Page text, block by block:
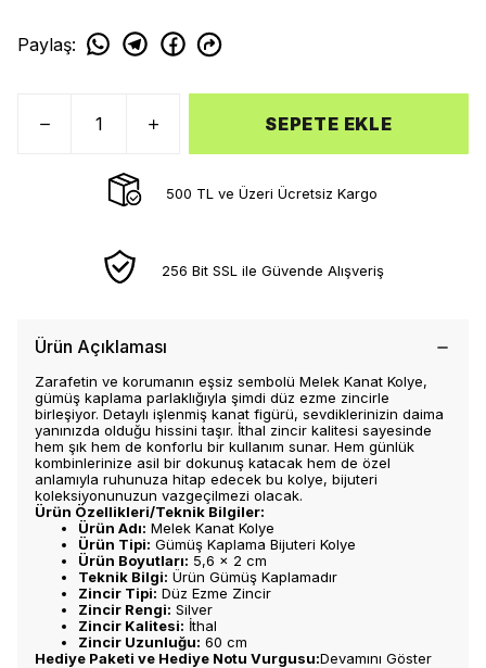
Paylaş:
SEPETE EKLE
500 TL ve Üzeri Ücretsiz Kargo
256 Bit SSL ile Güvende Alışveriş
Ürün Açıklaması
Zarafetin ve korumanın eşsiz sembolü Melek Kanat Kolye,
gümüş kaplama parlaklığıyla şimdi düz ezme zincirle
birleşiyor. Detaylı işlenmiş kanat figürü, sevdiklerinizin daima
yanınızda olduğu hissini taşır. İthal zincir kalitesi sayesinde
hem şık hem de konforlu bir kullanım sunar. Hem günlük
kombinlerinize asil bir dokunuş katacak hem de özel
anlamıyla ruhunuza hitap edecek bu kolye, bijuteri
koleksiyonunuzun vazgeçilmezi olacak.
Ürün Özellikleri/Teknik Bilgiler:
Ürün Adı: Melek Kanat Kolye
Ürün Tipi: Gümüş Kaplama Bijuteri Kolye
Ürün Boyutları: 5,6 x 2 cm
Teknik Bilgi: Ürün Gümüş Kaplamadır
Zincir Tipi: Düz Ezme Zincir
Zincir Rengi: Silver
Zincir Kalitesi: İthal
Zincir Uzunluğu: 60 cm
Hediye Paketi ve Hediye Notu Vurgusu:Devamını Göster